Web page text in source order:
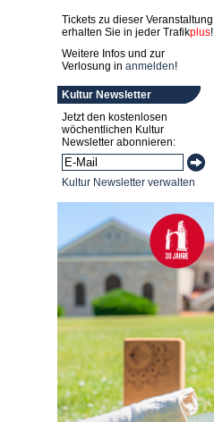
Tickets zu dieser Veranstaltung
erhalten Sie in jeder Trafikplus!
Weitere Infos und zur
Verlosung in anmelden!
Kultur Newsletter
Jetzt den kostenlosen
wöchentlichen Kultur
Newsletter abonnieren:
Kultur Newsletter verwalten